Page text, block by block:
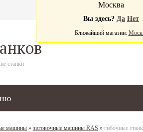
станки
Москва
Вы здесь? Да Нет
Ближайший магазин:
машины » зиговочные машины RAS » гибочные